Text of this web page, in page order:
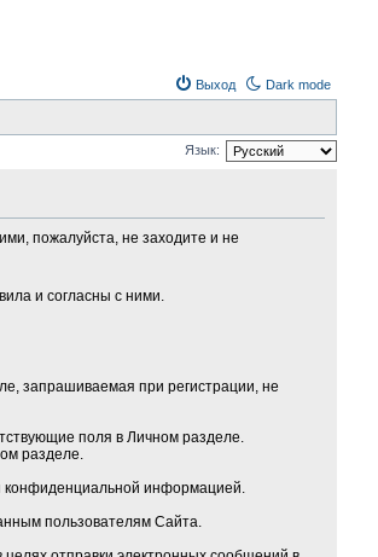
Dark mode
Выход
Язык:
пожалуйста, не заходите и не
и согласны с ними.
запрашиваемая при регистрации, не
поля в Личном разделе.
разделе.
конфиденциальной информацией.
пользователям Сайта.